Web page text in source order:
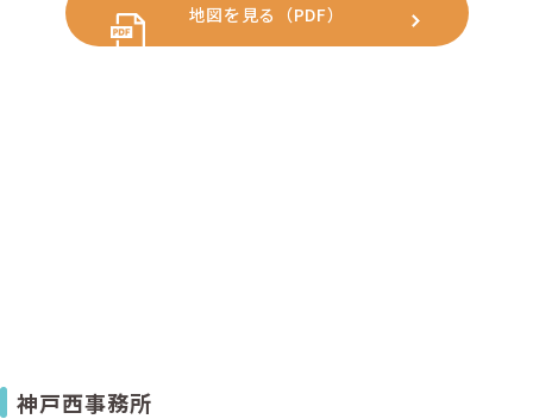
地図を見る（PDF）
神戸西事務所